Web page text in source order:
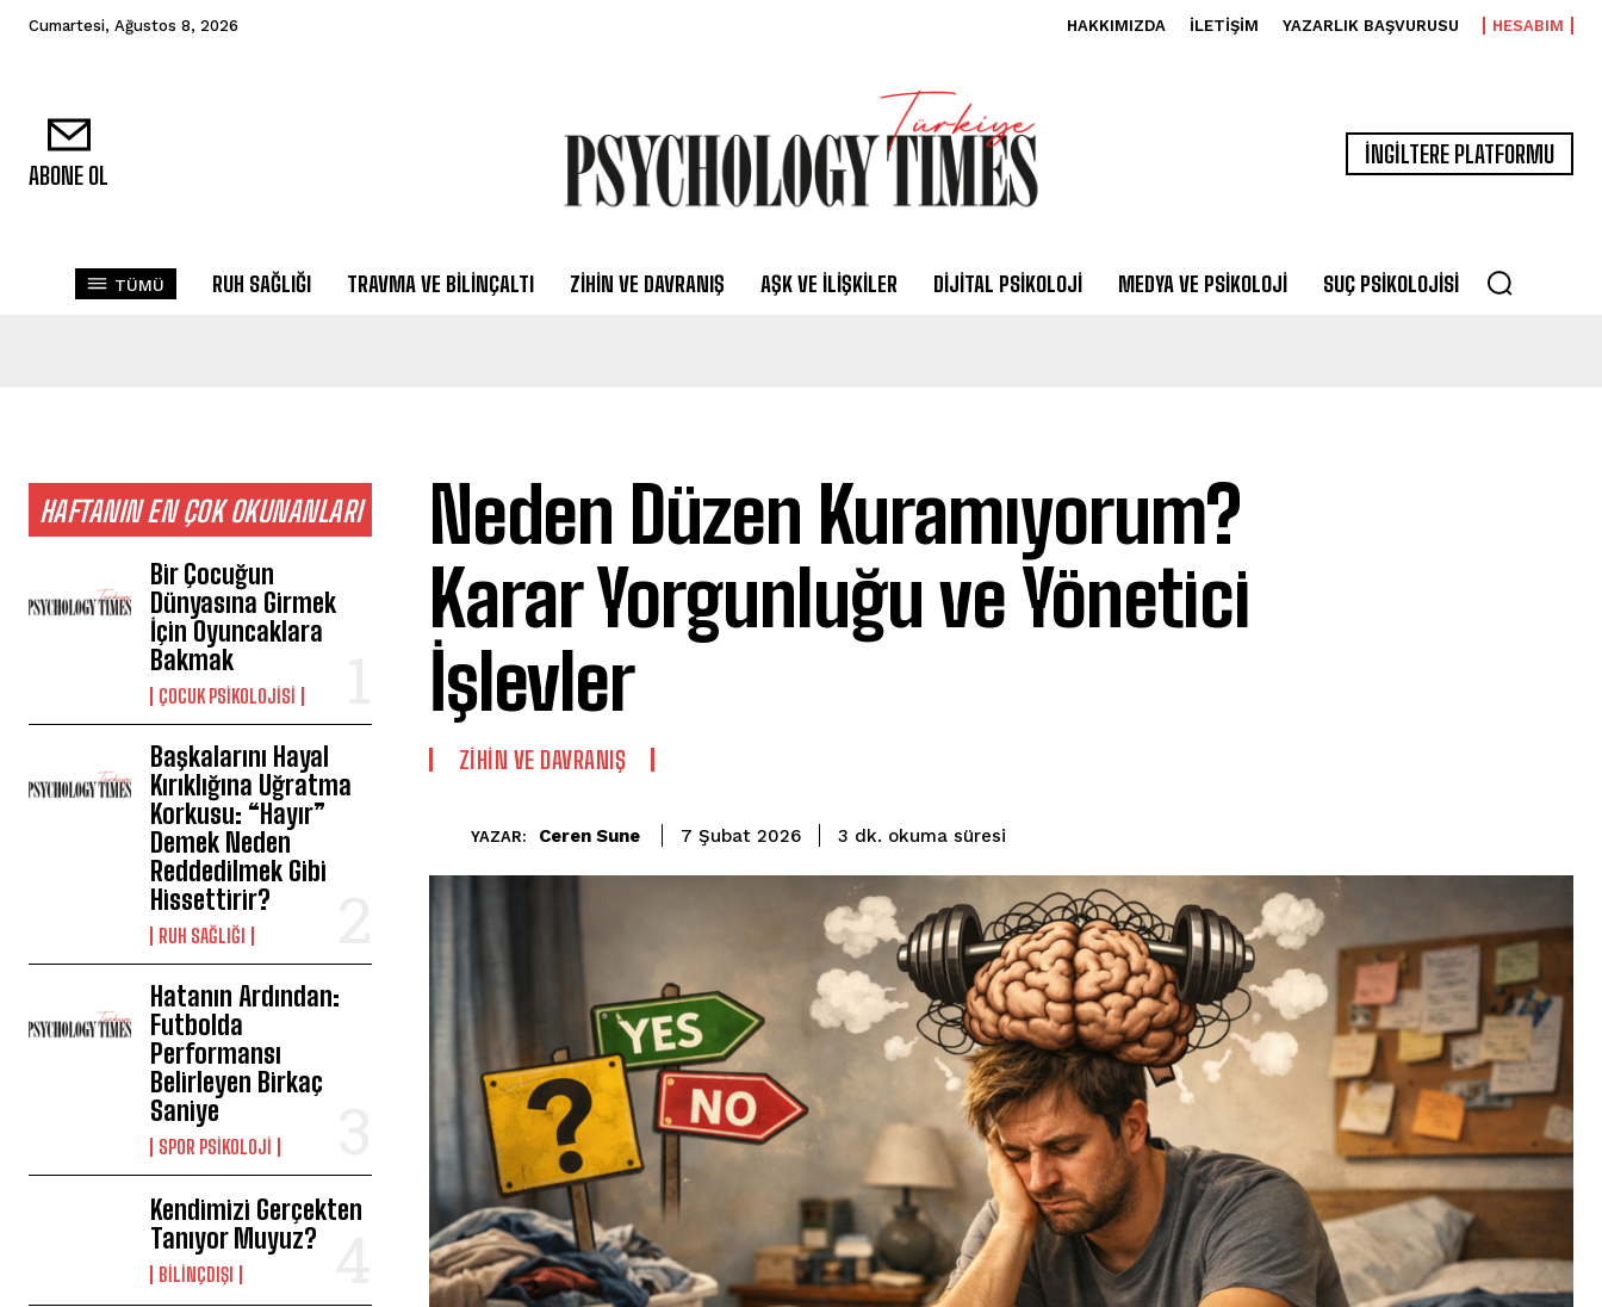
Cumartesi, Ağustos 8, 2026 HAKKIMIZDA İLETIŞIM YAZARLIK BAŞVURUSU HESABIM
ABONE OL
İNGİLTERE PLATFORMU
TÜMÜ RUH SAĞLIĞI TRAVMA VE BILINÇALTI ZIHIN VE DAVRANIŞ AŞK VE İLIŞKILER DIJITAL PSIKOLOJI MEDYA VE PSIKOLOJI SUÇ PSIKOLOJISI
HAFTANIN EN ÇOK OKUNANLARI
Bir Çocuğun
Dünyasına Girmek
İçin Oyuncaklara
Bakmak
ÇOCUK PSIKOLOJISI
Başkalarını Hayal
Kırıklığına Uğratma
Korkusu: “Hayır”
Demek Neden
Reddedilmek Gibi
Hissettirir?
⁠RUH SAĞLIĞI
Hatanın Ardından:
Futbolda
Performansı
Belirleyen Birkaç
Saniye
SPOR PSIKOLOJI
Kendimizi Gerçekten
Tanıyor Muyuz?
BILINÇDIŞI
Neden Düzen Kuramıyorum?
Karar Yorgunluğu ve Yönetici
İşlevler
⁠ZIHIN VE DAVRANIŞ
YAZAR: Ceren Sune 7 Şubat 2026 3 dk. okuma süresi